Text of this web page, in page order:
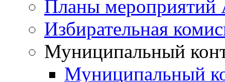
Планы мероприятий
Избирательная
Муниципальный
Муниципальный